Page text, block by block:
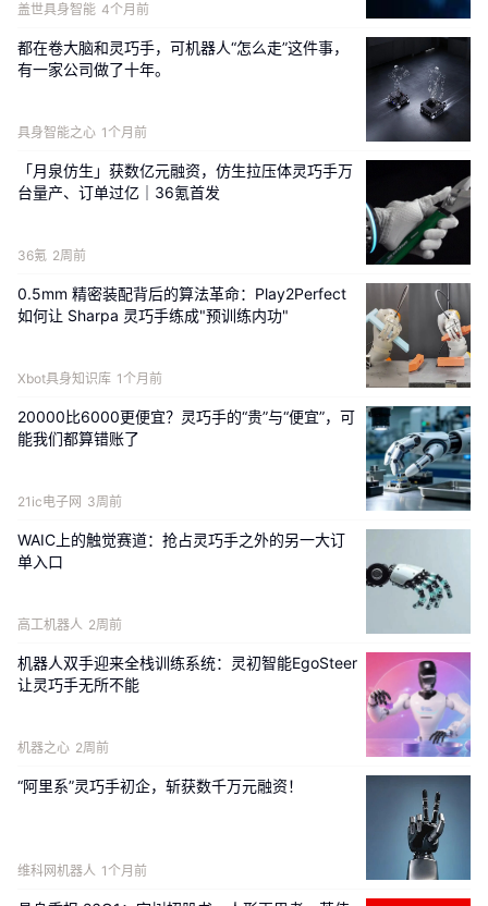
数据层面，DexHand灵巧手可深度对齐Human-centric数据范
式，人类动作数据可高保真映射至灵巧手，大幅提升具身数据
DexHand灵巧手接入它石通用具身大模型AWE
3.0，并依托由它石主导全新发布的TacForeSight技术，将腕
部力/力矩信号引导至视触觉世界模型OmniVTA。由此，灵巧
手不仅能感知粗糙、柔软、坚硬等物理质感，还能主动预测物
理世界的演变并调整动作策略，将感知、理解、预测、操作压
缩到同一闭环中，真正实现“手脑一体”。
展会现场，DexHand 灵巧手通过26个英文字母手语互动，验
证了操作能力。观众可在屏幕上输入“TARS”、“ROBOT”等单
词，灵巧手随即流畅演示对应动作，引发大量围观。
这不仅展示了DexHand的手部姿态控制精度，也直观呈现其从
指令理解到动作执行的手脑协同能力，呼应ICRA 2026“Robots
for All”的大会主题，展现具身智能连接不同人群的包容性理
盖世具身智能 4个月前
都在卷大脑和灵巧手，可机器人“怎么走”这件事，
有一家公司做了十年。
具身智能之心 1个月前
「月泉仿生」获数亿元融资，仿生拉压体灵巧手万
台量产、订单过亿｜36氪首发
36氪 2周前
0.5mm 精密装配背后的算法革命：Play2Perfect
如何让 Sharpa 灵巧手练成"预训练内功"
Xbot具身知识库 1个月前
20000比6000更便宜？灵巧手的“贵”与“便宜”，可
能我们都算错账了
21ic电子网 3周前
WAIC上的触觉赛道：抢占灵巧手之外的另一大订
单入口
高工机器人 2周前
机器人双手迎来全栈训练系统：灵初智能EgoSteer
让灵巧手无所不能
机器之心 2周前
“阿里系”灵巧手初企，斩获数千万元融资！
维科网机器人 1个月前